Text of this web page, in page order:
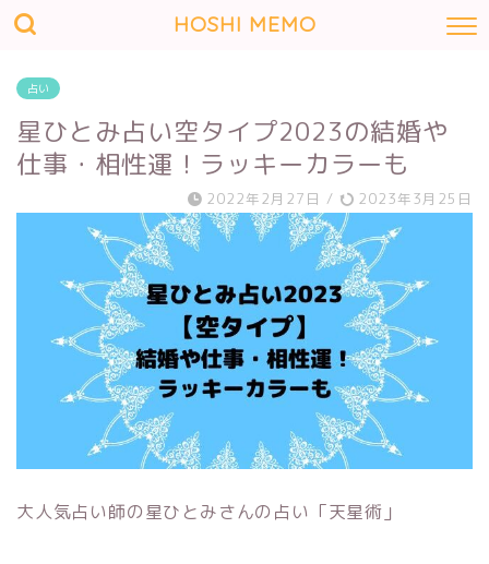
HOSHI MEMO
占い
星ひとみ占い空タイプ2023の結婚や
仕事・相性運！ラッキーカラーも
2022年2月27日 / 2023年3月25日
大人気占い師の星ひとみさんの占い「天星術」